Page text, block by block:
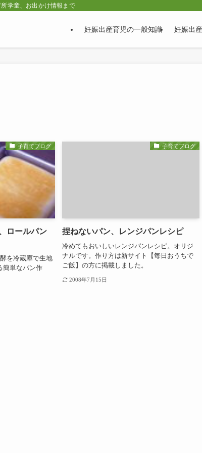
学童、お出かけ情報まで。
妊娠出産育児の一般知識 妊娠出
子育てブログ
ロールパン
を冷蔵庫で生地
簡単なパン作
子育てブログ
捏ねないパン、レンジパンレシピ
冷めてもおいしいレンジパンレシピ。オリジ
ナルです。作り方は新サイト【毎日おうちで
ご飯】の方に掲載しました。
2008年7月15日